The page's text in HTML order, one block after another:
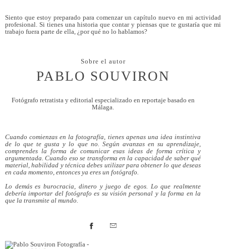
Siento que estoy preparado para comenzar un capítulo nuevo en mi actividad
profesional. Si tienes una historia que contar y piensas que te gustaría que mi
trabajo fuera parte de ella, ¿por qué no lo hablamos?
Sobre el autor
PABLO SOUVIRON
Fotógrafo retratista y editorial especializado en reportaje basado en
Málaga.
Cuando comienzas en la fotografía, tienes apenas una idea instintiva
de lo que te gusta y lo que no. Según avanzas en su aprendizaje,
comprendes la forma de comunicar esas ideas de forma crítica y
argumentada. Cuando eso se transforma en la capacidad de saber qué
material, habilidad y técnica debes utilizar para obtener lo que deseas
en cada momento, entonces ya eres un fotógrafo.
Lo demás es burocracia, dinero y juego de egos. Lo que realmente
debería importar del fotógrafo es su visión personal y la forma en la
que la transmite al mundo.